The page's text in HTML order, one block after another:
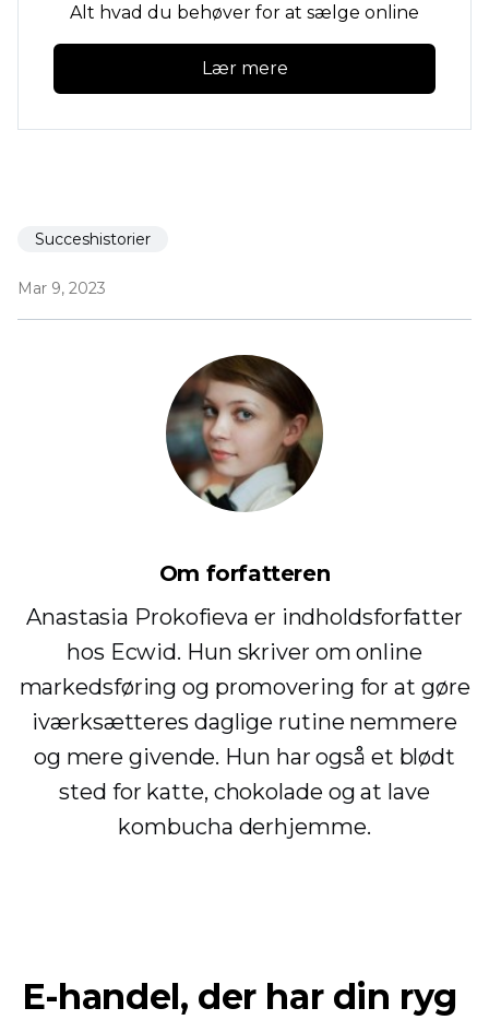
Alt hvad du behøver for at sælge online
Lær mere
Succeshistorier
Mar 9, 2023
Om forfatteren
Anastasia Prokofieva er indholdsforfatter
hos Ecwid. Hun skriver om online
markedsføring og promovering for at gøre
iværksætteres daglige rutine nemmere
og mere givende. Hun har også et blødt
sted for katte, chokolade og at lave
kombucha derhjemme.
E-handel, der har din ryg